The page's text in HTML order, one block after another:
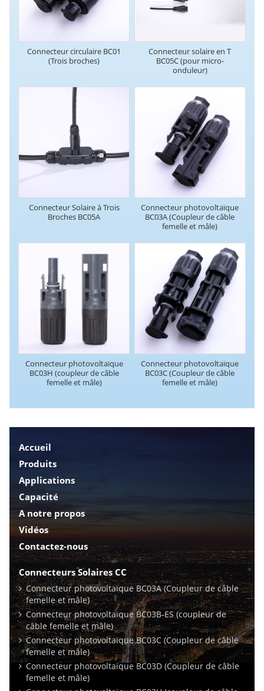
Connecteur circulaire BC01
(Trois broches)
Connecteur solaire en T
BC05C (pour micro-
onduleur)
Connecteur Solaire à Trois
Broches BC05A
Connecteur photovoltaïque
BC03A (Coupleur de câble
femelle et mâle)
Connecteur photovoltaïque
BC03H (coupleur de câble
femelle et mâle)
Connecteur photovoltaïque
BC03C (Coupleur de câble
femelle et mâle)
Accueil
Produits
Applications
Capacité
A notre propos
Vidéos
Contactez-nous
Connecteurs Solaires CC
Connecteur photovoltaïque BC03A (Coupleur de câble
femelle et mâle)
Connecteur photovoltaïque BC03B-ES (coupleur de
câble femelle et mâle)
Connecteur photovoltaïque BC03C (Coupleur de câble
femelle et mâle)
Connecteur photovoltaïque BC03D (Coupleur de câble
femelle et mâle)